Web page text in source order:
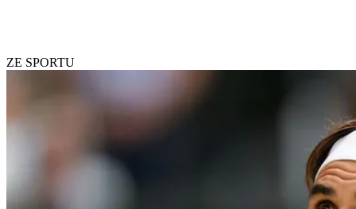
ZE SPORTU